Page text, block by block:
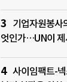
기업자원봉사
엇인가…UN이 제
사이임팩트-